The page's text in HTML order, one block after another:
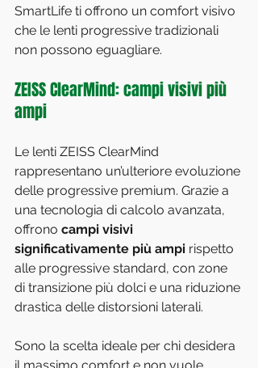
SmartLife ti offrono un comfort visivo
che le lenti progressive tradizionali
non possono eguagliare.
ZEISS ClearMind: campi visivi più
ampi
Le lenti ZEISS ClearMind
rappresentano un’ulteriore evoluzione
delle progressive premium. Grazie a
una tecnologia di calcolo avanzata,
offrono campi visivi
significativamente più ampi rispetto
alle progressive standard, con zone
di transizione più dolci e una riduzione
drastica delle distorsioni laterali.
Sono la scelta ideale per chi desidera